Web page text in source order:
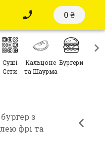
0 ₴
Суші
Сети
Кальцоне
та Шаурма
Бургери
з
фрі та